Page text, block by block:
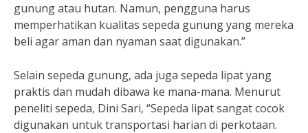
gunung atau hutan. Namun, pengguna harus
memperhatikan kualitas sepeda gunung yang mereka
beli agar aman dan nyaman saat digunakan.”
Selain sepeda gunung, ada juga sepeda lipat yang
praktis dan mudah dibawa ke mana-mana. Menurut
peneliti sepeda, Dini Sari, “Sepeda lipat sangat cocok
digunakan untuk transportasi harian di perkotaan.